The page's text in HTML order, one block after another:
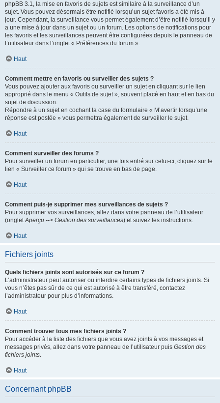
phpBB 3.1, la mise en favoris de sujets est similaire à la surveillance d’un
sujet. Vous pouvez désormais être notifié lorsqu’un sujet favoris a été mis à
jour. Cependant, la surveillance vous permet également d’être notifié lorsqu’il y
a une mise à jour dans un sujet ou un forum. Les options de notifications pour
les favoris et les surveillances peuvent être configurées depuis le panneau de
l’utilisateur dans l’onglet « Préférences du forum ».
Haut
Comment mettre en favoris ou surveiller des sujets ?
Vous pouvez ajouter aux favoris ou surveiller un sujet en cliquant sur le lien
approprié dans le menu « Outils de sujet », souvent placé en haut et en bas du
sujet de discussion.
Répondre à un sujet en cochant la case du formulaire « M’avertir lorsqu’une
réponse est postée » vous permettra également de surveiller le sujet.
Haut
Comment surveiller des forums ?
Pour surveiller un forum en particulier, une fois entré sur celui-ci, cliquez sur le
lien « Surveiller ce forum » qui se trouve en bas de page.
Haut
Comment puis-je supprimer mes surveillances de sujets ?
Pour supprimer vos surveillances, allez dans votre panneau de l’utilisateur
(ongletAperçu --> Gestion des surveillances) et suivez les instructions.
Haut
Fichiers joints
Quels fichiers joints sont autorisés sur ce forum ?
L’administrateur peut autoriser ou interdire certains types de fichiers joints. Si
vous n’êtes pas sûr de ce qui est autorisé à être transféré, contactez
l’administrateur pour plus d’informations.
Haut
Comment trouver tous mes fichiers joints ?
Pour accéder à la liste des fichiers que vous avez joints à vos messages et
messages privés, allez dans votre panneau de l’utilisateur puis Gestion des
fichiers joints.
Haut
Concernant phpBB